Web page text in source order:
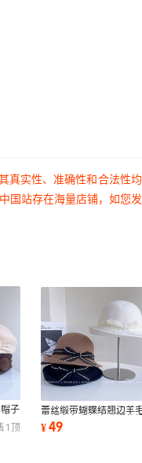
真实性、准确性和合法性
国站存在海量店铺，如您
子
风
1 顶
蕾丝缎带蝴蝶结翘边羊
夫帽女冬季复古百搭盆
质优雅毡帽潮
¥49